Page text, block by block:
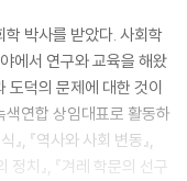
박사를 받았다. 사회학
에서 연구와 교육을 해왔
도덕의 문제에 대한 것이
연합 상임대표로 활동하
, 『역사와 사회 변동』,
정치』, 『겨레 학문의 선구